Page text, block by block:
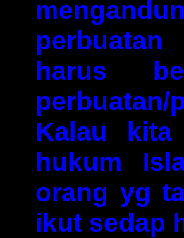
harus
Kalau
hukum
orang yg
ikut sedap